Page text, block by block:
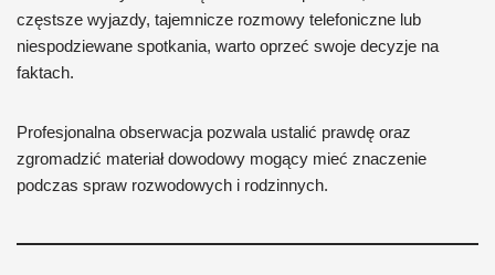
częstsze wyjazdy, tajemnicze rozmowy telefoniczne lub
niespodziewane spotkania, warto oprzeć swoje decyzje na
faktach.
Profesjonalna obserwacja pozwala ustalić prawdę oraz
zgromadzić materiał dowodowy mogący mieć znaczenie
podczas spraw rozwodowych i rodzinnych.